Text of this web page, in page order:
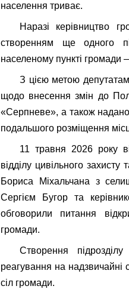
населення триває.
Наразі керівництво
створенням ще одного
населеному пункті громади
З цією метою
щодо внесення змін до
«Серпневе», а також надано
подальшого розміщення
11 травня 2026 року
відділу цивільного
Бориса Міхальчана з
Сергієм Бугор та
обговорили питання
громади.
Створення
реагування на надзвичайні
сіл громади.